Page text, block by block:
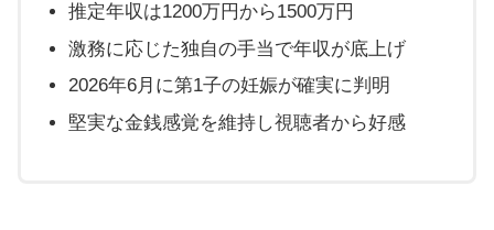
推定年収は1200万円から1500万円
激務に応じた独自の手当で年収が底上げ
2026年6月に第1子の妊娠が確実に判明
堅実な金銭感覚を維持し視聴者から好感